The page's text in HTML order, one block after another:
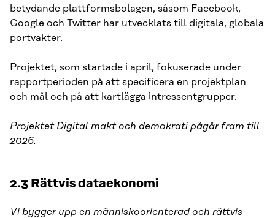
betydande plattformsbolagen, såsom Facebook,
Google och Twitter har utvecklats till digitala, globala
portvakter.
Projektet, som startade i april, fokuserade under
rapportperioden på att specificera en projektplan
och mål och på att kartlägga intressentgrupper.
Projektet Digital makt och demokrati pågår fram till
2026.
2.3 Rättvis dataekonomi
Vi bygger upp en människoorienterad och rättvis